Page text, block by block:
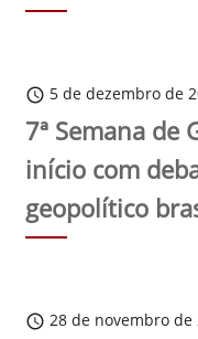
schedule 5 de dezembro de
7ª Semana de
início com
geopolítico
schedule 28 de novembro de